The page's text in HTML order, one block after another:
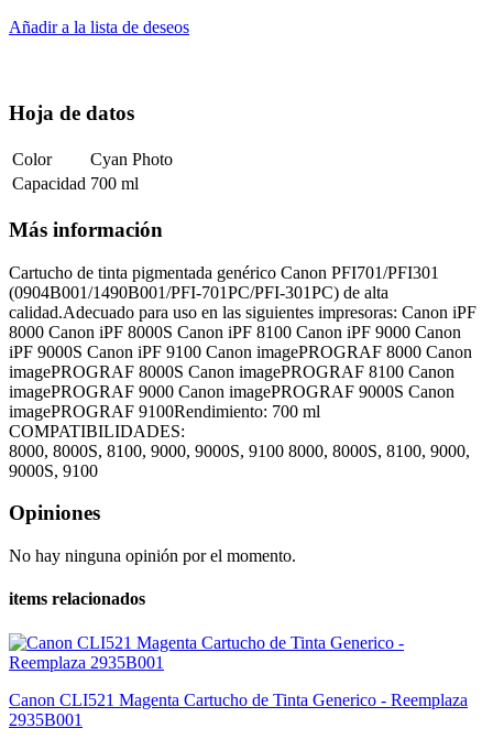
Añadir a la lista de deseos
Hoja de datos
Color
Cyan Photo
Capacidad 700 ml
Más información
Cartucho de tinta pigmentada genérico Canon PFI701/PFI301
(0904B001/1490B001/PFI-701PC/PFI-301PC) de alta
calidad.Adecuado para uso en las siguientes impresoras: Canon iPF
8000 Canon iPF 8000S Canon iPF 8100 Canon iPF 9000 Canon
iPF 9000S Canon iPF 9100 Canon imagePROGRAF 8000 Canon
imagePROGRAF 8000S Canon imagePROGRAF 8100 Canon
imagePROGRAF 9000 Canon imagePROGRAF 9000S Canon
imagePROGRAF 9100Rendimiento: 700 ml
COMPATIBILIDADES:
8000, 8000S, 8100, 9000, 9000S, 9100 8000, 8000S, 8100, 9000,
9000S, 9100
Opiniones
No hay ninguna opinión por el momento.
items relacionados
Canon CLI521 Magenta Cartucho de Tinta Generico - Reemplaza
2935B001